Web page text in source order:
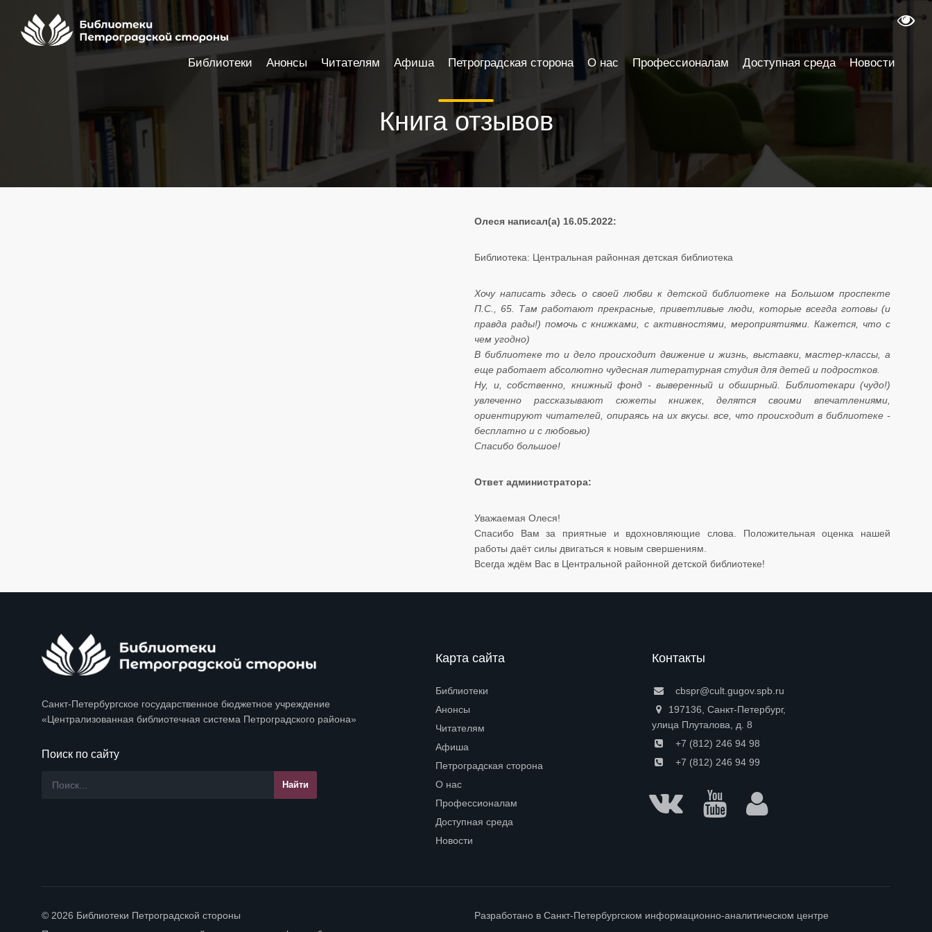
Книга отзывов
Олеся написал(а) 16.05.2022:
Библиотека: Центральная районная детская библиотека
Хочу написать здесь о своей любви к детской библиотеке на Большом проспекте
П.С., 65. Там работают прекрасные, приветливые люди, которые всегда готовы (и
правда рады!) помочь с книжками, с активностями, мероприятиями. Кажется, что с
чем угодно)
​​​​​​​В библиотеке то и дело происходит движение и жизнь, выставки, мастер-классы, а
еще работает абсолютно чудесная литературная студия для детей и подростков.
​​​​​​​Ну, и, собственно, книжный фонд - выверенный и обширный. Библиотекари (чудо!)
увлеченно рассказывают сюжеты книжек, делятся своими впечатлениями,
ориентируют читателей, опираясь на их вкусы. все, что происходит в библиотеке -
бесплатно и с любовью)
​​​​​​​Спасибо большое!
Ответ администратора:
Уважаемая Олеся!
Спасибо Вам за приятные и вдохновляющие слова. Положительная оценка нашей
работы даёт силы двигаться к новым свершениям.
Всегда ждём Вас в Центральной районной детской библиотеке!
Санкт-Петербургское государственное бюджетное учреждение
«Централизованная библиотечная система Петроградского района»
Поиск по сайту
Карта сайта
Библиотеки
Анонсы
Читателям
Афиша
Петроградская сторона
О нас
Профессионалам
Доступная среда
Новости
Контакты
cbspr@cult.gugov.spb.ru
197136, Санкт-Петербург,
улица Плуталова, д. 8
+7 (812) 246 94 98
+7 (812) 246 94 99
© 2026 Библиотеки Петроградской стороны
Разработано в Санкт-Петербургском информационно-аналитическом центре
Библиотеки Анонсы Читателям Афиша Петроградская сторона О нас Профессионалам Доступная среда Новости
Настройки доступности